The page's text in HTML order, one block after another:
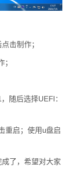
击制作；
随后选择UEFI：
启； 使用u盘启
了，希望对大家